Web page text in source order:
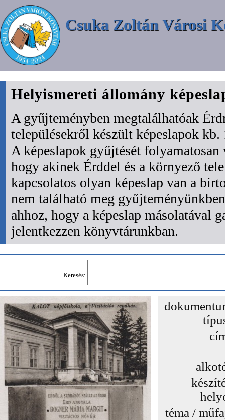
Csuka Zoltán Városi
Helyismereti állomány
A gyűjteményben megtalálhatóak
településekről készült képeslapok
A képeslapok gyűjtését
hogy akinek Érddel és a környező
kapcsolatos olyan képeslap van a
nem található meg
ahhoz, hogy a képeslap másolatával
jelentkezzen könyvtárunkban.
Keresés:
téma /